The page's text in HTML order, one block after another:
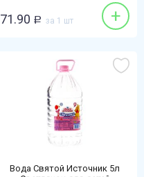
71.90 Р за 1 шт +
Вода Святой Источник 5л